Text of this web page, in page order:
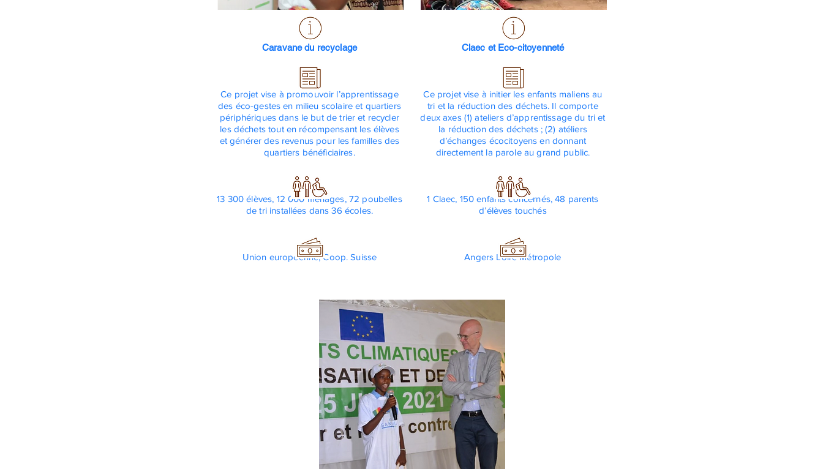
Caravane du recyclage
Ce projet vise à promouvoir l’apprentissage
des éco-gestes en milieu scolaire et quartiers
périphériques dans le but de trier et recycler
les déchets tout en récompensant les élèves
et générer des revenus pour les familles des
quartiers bénéficiaires.
13 300 élèves, 12 000 ménages, 72 poubelles
de tri installées dans 36 écoles.
Union européenne, Coop. Suisse
Claec et Eco-citoyenneté
Ce projet vise à initier les enfants maliens au
tri et la réduction des déchets. Il comporte
deux axes (1) ateliers d’apprentissage du tri et
la réduction des déchets ; (2) atéliers
d’échanges écocitoyens en donnant
directement la parole au grand public.
1 Claec, 150 enfants concernés, 48 parents
d’élèves touchés
Angers Loire Métropole